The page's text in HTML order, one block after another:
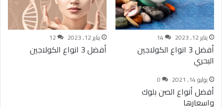
يناير 12, 2023 14
أفضل 3 انواع الكولاجين
البحري
يناير 12, 2023 12
أفضل 3 انواع الكولاجين
يوليو 14, 2021 0
أفضل أنواع الصن بلوك
واسعارها